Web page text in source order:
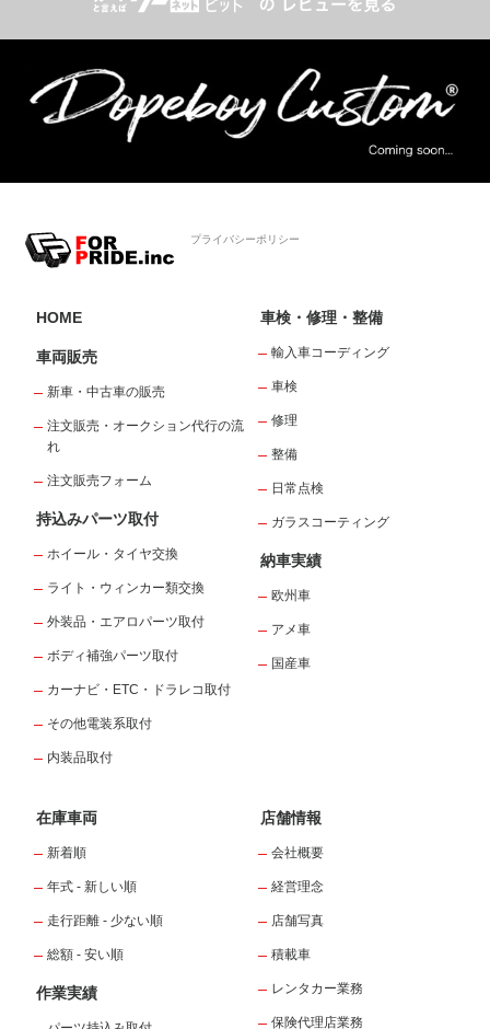
プライバシーポリシー
HOME
車両販売
新車・中古車の販売
注文販売・オークション代行の流
れ
注文販売フォーム
持込みパーツ取付
ホイール・タイヤ交換
ライト・ウィンカー類交換
外装品・エアロパーツ取付
ボディ補強パーツ取付
カーナビ・ETC・ドラレコ取付
その他電装系取付
内装品取付
車検・修理・整備
輸入車コーディング
車検
修理
整備
日常点検
ガラスコーティング
納車実績
欧州車
アメ車
国産車
在庫車両
新着順
年式 - 新しい順
走行距離 - 少ない順
総額 - 安い順
作業実績
店舗情報
会社概要
経営理念
店舗写真
積載車
レンタカー業務
保険代理店業務